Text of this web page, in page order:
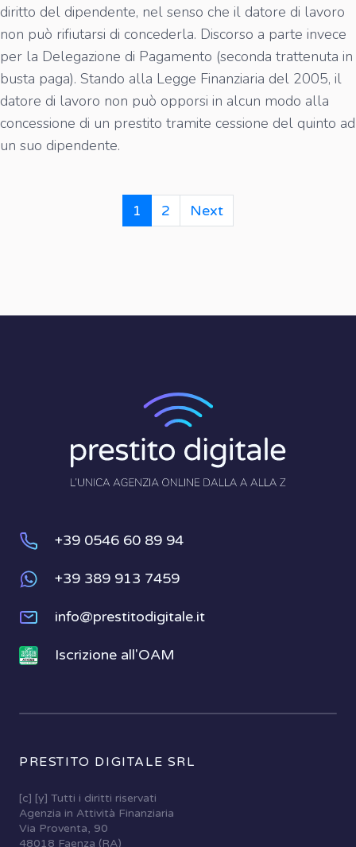
diritto del dipendente, nel senso che il datore di lavoro
non può rifiutarsi di concederla. Discorso a parte invece
per la Delegazione di Pagamento (seconda trattenuta in
busta paga). Stando alla Legge Finanziaria del 2005, il
datore di lavoro non può opporsi in alcun modo alla
concessione di un prestito tramite cessione del quinto ad
un suo dipendente.
1 2 Next
+39 0546 60 89 94
+39 389 913 7459
info@prestitodigitale.it
Iscrizione all'OAM
PRESTITO DIGITALE SRL
[c] [y] Tutti i diritti riservati
Agenzia in Attività Finanziaria
Via Proventa, 90
48018 Faenza (RA)